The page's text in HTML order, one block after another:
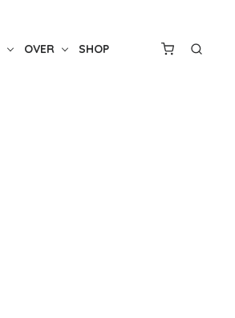
OVER SHOP